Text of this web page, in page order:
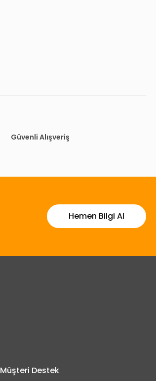
Güvenli Alışveriş
Hemen Bilgi Al
Müşteri Destek